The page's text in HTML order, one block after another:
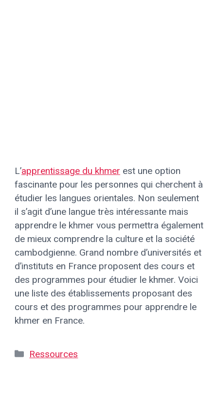
L’apprentissage du khmer est une option
fascinante pour les personnes qui cherchent à
étudier les langues orientales. Non seulement
il s’agit d’une langue très intéressante mais
apprendre le khmer vous permettra également
de mieux comprendre la culture et la société
cambodgienne. Grand nombre d’universités et
d’instituts en France proposent des cours et
des programmes pour étudier le khmer. Voici
une liste des établissements proposant des
cours et des programmes pour apprendre le
khmer en France.
Catégories
Ressources